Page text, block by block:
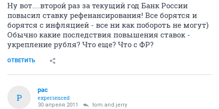
Ну вот....второй раз за текущий год Банк России
повысил ставку рефенансирования! Все борятся и
борятся с инфляцией - все ни как побороть не могут)
Обычно какие последствия повышения ставок -
укрепление рубля? Что еще? Что с ФР?
ОТВЕТИТЬ
P
pac
experienced
30 апреля 2011 tom.and.jerry